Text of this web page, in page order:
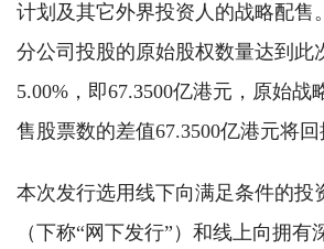
计划及其它外界投资人的战略配售
分公司投股的原始股权数量达到此
5.00%，即67.3500亿港元，原始
售股票数的差值67.3500亿港元将回
本次发行选用线下向满足条件的投
（下称“网下发行”）和线上向拥